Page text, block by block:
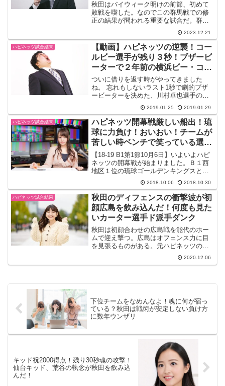
秋田はバイウィーク明けの前節、初めて
敗戦を喫した。なのでこの群馬戦での修
正の結果が問われる重要な試合だ。群馬
には、ジョーンズ、辻、並里選手らがい
てタレントぞろいだ。東地区4位の10勝11
敗。試合結果・速報2023-24 B1第13節12
月2...
2023.12.21
ハピネッツ試合結果
【動画】ハピネッツの逆襲！コー
ルビー選手が残り３秒！ブザービ
ーターで２年前の横浜ビー・コル
セアーズに恩返し
ついに借りを返す時がやってきました
ね。 忘れもしないラスト1秒で劇的ブザ
ービーターを決めた、川村卓也選手の横
浜ビー・コルセアーズには絶対に負けら
れない二日間になります。今のハピネッ
ツがあるのは、ある意味あの対戦のおか
げかもしれませんが、ここ...
2019.01.25 2019.01.29
ハピネッツ試合結果
ハピネッツ開幕戦厳しい船出！琉
球に力負け！おいおい！チームが
苦しい時ベンチで笑っている選手
は誰だ！
【18-19 B1第1節10月6日】いよいよハピ
ネッツの開幕戦が始まりました。Ｂ１西
地区１位の琉球ゴールデンキングスとの
試合結果は７６対６８で敗戦となりまし
た。課題のディフェンスはある程度機能
するも、オフェンスに大きな課題を突き
付けられまし...
2018.10.06 2018.10.30
ハピネッツ試合結果
秋田のディフェンスの衝撃波が初
顔広島を飲み込んだ！何度も見た
いカーター選手ド派手ダンク
秋田は初顔合わせの広島戦を能代のホー
ムで迎え撃つ。広島はオフェンス力に目
を見張るものがある。元ハピネッツの谷
口選手も在籍中！トーマス・ケネディが
帰化選手となったので、ケネディ選手、
2020.12.06
下位チームをなめんなよ！魂に何が宿っ
ている？秋田は戦術が安定しない負け方
に数年ウンザリ
キッド祝2000得点！残り30秒魂の攻撃！
仙台キッド、荒谷の執念が秋田を飲み込
んだ！